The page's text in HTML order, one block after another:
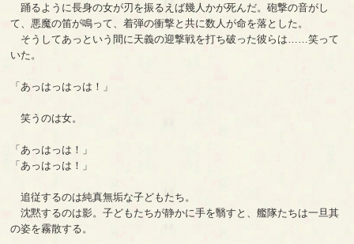
踊るように長身の女が刃を振るえば幾人かが死んだ。砲撃の音がし
て、悪魔の笛が鳴って、着弾の衝撃と共に数人が命を落とした。
そうしてあっという間に天義の迎撃戦を打ち破った彼らは……笑って
いた。
「あっはっはっは！」
笑うのは女。
「あっはっは！」
「あっはっは！」
追従するのは純真無垢な子どもたち。
沈黙するのは影。子どもたちが静かに手を翳すと、艦隊たちは一旦其
の姿を霧散する。